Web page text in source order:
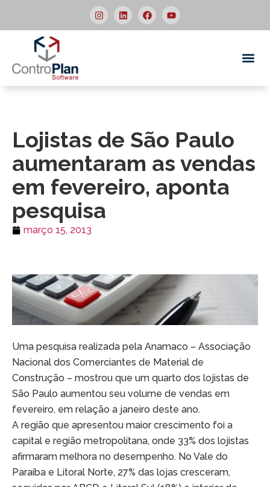
Lojistas de São Paulo
aumentaram as vendas
em fevereiro, aponta
pesquisa
março 15, 2013
Uma pesquisa realizada pela Anamaco – Associação
Nacional dos Comerciantes de Material de
Construção – mostrou que um quarto dos lojistas de
São Paulo aumentou seu volume de vendas em
fevereiro, em relação a janeiro deste ano.
A região que apresentou maior crescimento foi a
capital e região metropolitana, onde 33% dos lojistas
afirmaram melhora no desempenho. No Vale do
Paraíba e Litoral Norte, 27% das lojas cresceram,